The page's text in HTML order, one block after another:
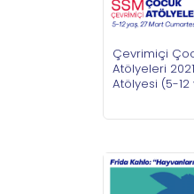
Çevrimiçi
Atölyeleri
Atölyesi (5-12